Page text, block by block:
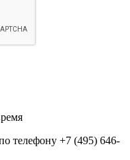
телефону +7 (495) 646-